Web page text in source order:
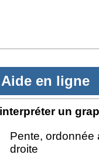
Aide en ligne
un
Pente, ordonnée
droite